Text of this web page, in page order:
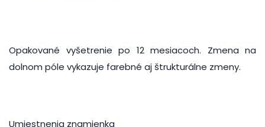
Opakované vyšetrenie po 12 mesiacoch. Zmena na
dolnom póle vykazuje farebné aj štrukturálne zmeny.
Umiestnenia znamienka